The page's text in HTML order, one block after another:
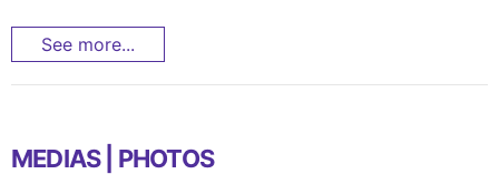
See more...
MEDIAS | PHOTOS